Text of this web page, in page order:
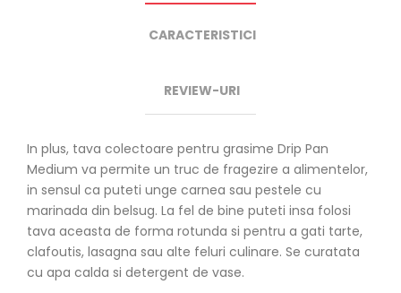
CARACTERISTICI
REVIEW-URI
In plus, tava colectoare pentru grasime Drip Pan
Medium va permite un truc de fragezire a alimentelor,
in sensul ca puteti unge carnea sau pestele cu
marinada din belsug. La fel de bine puteti insa folosi
tava aceasta de forma rotunda si pentru a gati tarte,
clafoutis, lasagna sau alte feluri culinare. Se curatata
cu apa calda si detergent de vase.